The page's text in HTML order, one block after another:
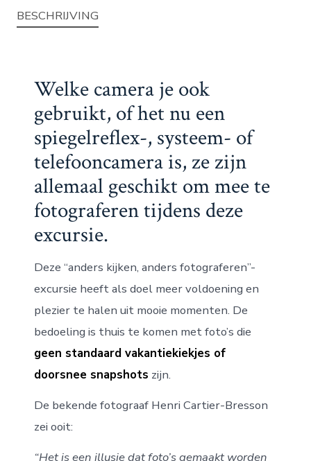
BESCHRIJVING
Welke camera je ook
gebruikt, of het nu een
spiegelreflex-, systeem- of
telefooncamera is, ze zijn
allemaal geschikt om mee te
fotograferen tijdens deze
excursie.
Deze “anders kijken, anders fotograferen”-
excursie heeft als doel meer voldoening en
plezier te halen uit mooie momenten. De
bedoeling is thuis te komen met foto’s die
geen standaard vakantiekiekjes of
doorsnee snapshots zijn.
De bekende fotograaf Henri Cartier-Bresson
zei ooit:
“Het is een illusie dat foto’s gemaakt worden